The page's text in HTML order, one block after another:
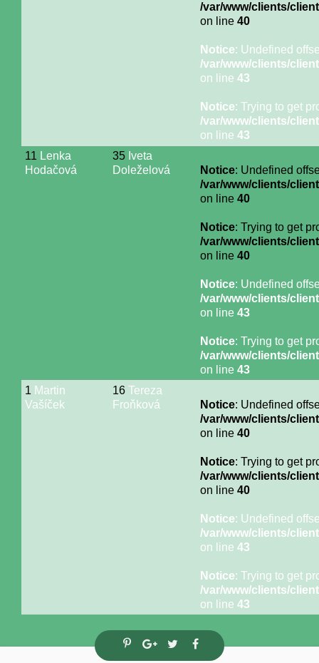
/var/www/clients/
on line 40
Notice: Undefined
/var/www/clients/
on line 43
Notice: Trying to get
/var/www/clients/
on line 43
11 Lenka
Hodačová
35 Iveta
Doleželová
Notice: Undefined
/var/www/clients/
on line 40
Notice: Trying to get
/var/www/clients/
on line 40
Notice: Undefined
/var/www/clients/
on line 43
Notice: Trying to get
/var/www/clients/
on line 43
1 Martin
Vašíček
16 Tereza
Froňková
Notice: Undefined
/var/www/clients/
on line 40
Notice: Trying to get
/var/www/clients/
on line 40
Notice: Undefined
/var/www/clients/
on line 43
Notice: Trying to get
/var/www/clients/
on line 43